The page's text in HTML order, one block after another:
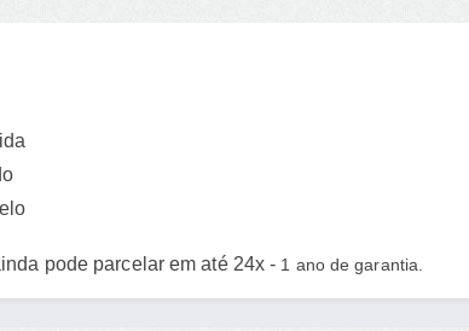
pode parcelar em até 24x - 1 ano de garantia.